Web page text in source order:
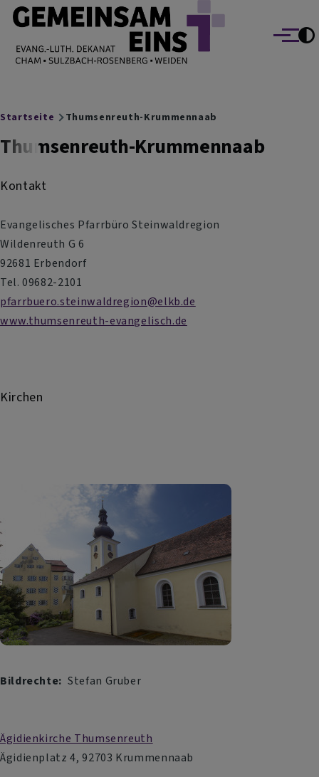
Direkt zum Inhalt
EVANG.-LUTH. DEKANAT GEMEINSAM EINS
Cham Sulzbach-Rosenberg Weiden
Menü
Breadcrumb
Startseite Thumsenreuth-Krummennaab
Thumsenreuth-Krummennaab
Kontakt
Evangelisches Pfarrbüro Steinwaldregion
Wildenreuth G 6
92681 Erbendorf
Tel. 09682-2101
pfarrbuero.steinwaldregion@elkb.de
www.thumsenreuth-evangelisch.de
Kirchen
Bildrechte Stefan Gruber
Ägidienkirche Thumsenreuth
Ägidienplatz 4, 92703 Krummennaab